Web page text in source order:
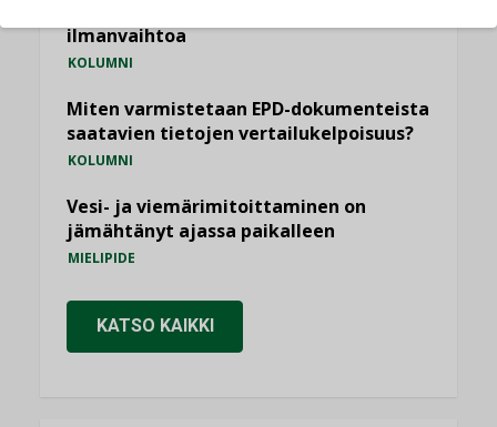
ilmanvaihtoa
KOLUMNI
Miten varmistetaan EPD-dokumenteista
saatavien tietojen vertailukelpoisuus?
KOLUMNI
Vesi- ja viemärimitoittaminen on
jämähtänyt ajassa paikalleen
MIELIPIDE
KATSO KAIKKI